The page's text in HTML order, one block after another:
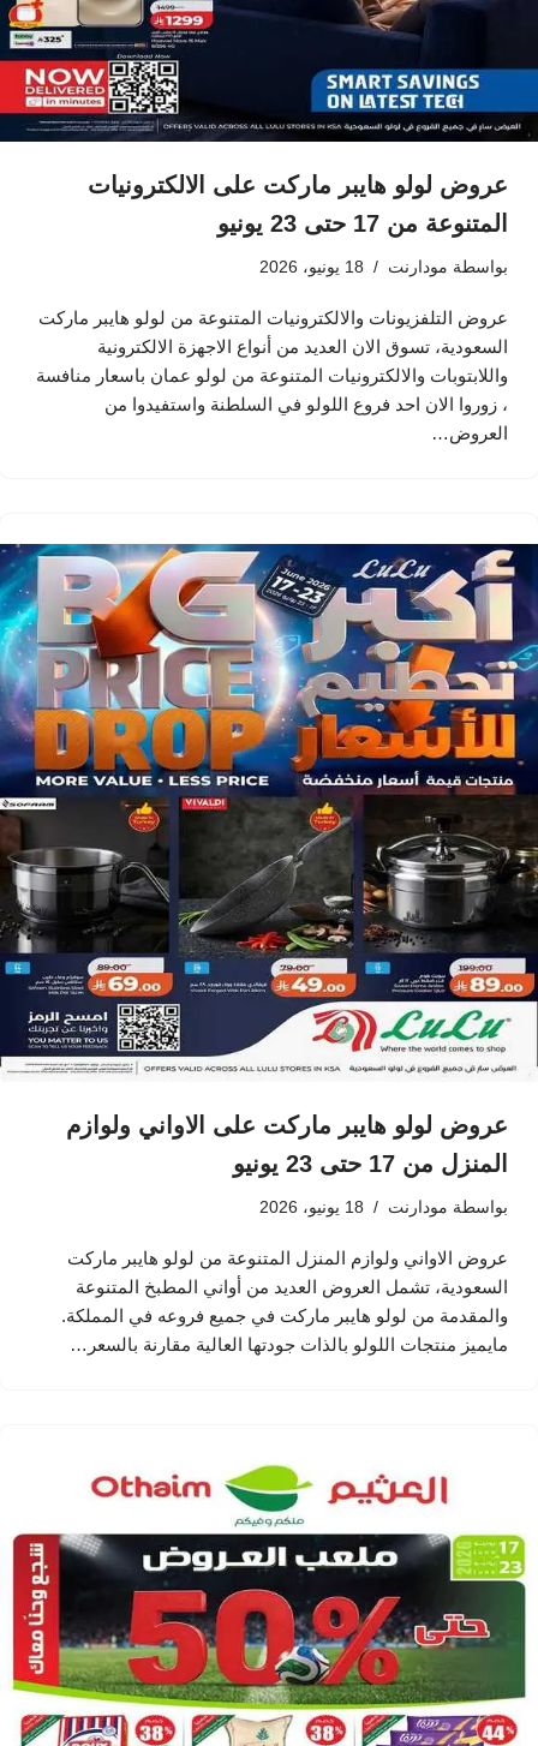
عروض لولو هايبر ماركت على الالكترونيات
المتنوعة من 17 حتى 23 يونيو
بواسطة مودارنت 18 يونيو، 2026
عروض التلفزيونات والالكترونيات المتنوعة من لولو هايبر ماركت
السعودية، تسوق الان العديد من أنواع الاجهزة الالكترونية
واللابتوبات والالكترونيات المتنوعة من لولو عمان باسعار منافسة
، زوروا الان احد فروع اللولو في السلطنة واستفيدوا من
العروض…
عروض لولو هايبر ماركت على الاواني ولوازم
المنزل من 17 حتى 23 يونيو
بواسطة مودارنت 18 يونيو، 2026
عروض الاواني ولوازم المنزل المتنوعة من لولو هايبر ماركت
السعودية، تشمل العروض العديد من أواني المطبخ المتنوعة
والمقدمة من لولو هايبر ماركت في جميع فروعه في المملكة.
مايميز منتجات اللولو بالذات جودتها العالية مقارنة بالسعر…